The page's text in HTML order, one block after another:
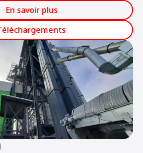
qu'un tout nouveau produit
marché.
En savoir plus